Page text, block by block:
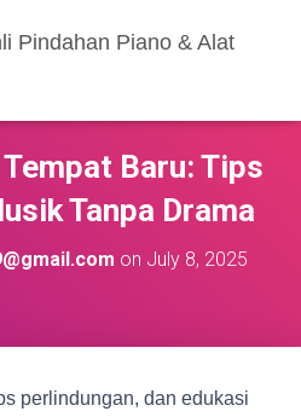
Pindahan Piano & Alat
Baru: Tips
Tanpa Drama
on July 8, 2025
perlindungan, dan edukasi